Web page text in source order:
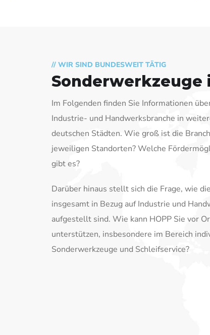
// WIR SIND BUNDESWEIT TÄTIG
Sonderwerkzeuge
Im Folgenden finden Sie Informationen
Industrie- und Handwerksbranche in
deutschen Städten. Wie groß ist die
jeweiligen Standorten? Welche
gibt es?
Darüber hinaus stellt sich die Frage, wie
insgesamt in Bezug auf Industrie und
aufgestellt sind. Wie kann HOPP Sie vor
unterstützen, insbesondere im Bereich
Sonderwerkzeuge und Schleifservice?